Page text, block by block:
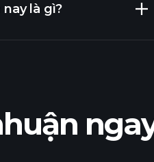
là gì?